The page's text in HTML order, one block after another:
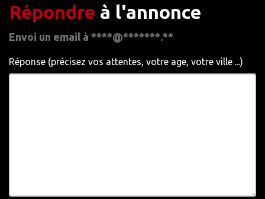
Répondre à l'annonce
Envoi un email à ****@*******.**
Réponse (précisez vos attentes, votre age, votre ville ...)